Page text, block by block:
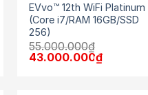
EVvo™ 12th WiFi Platinum
(Core i7/RAM 16GB/SSD
256)
55.000.000₫
Giá
43.000.000₫Giá